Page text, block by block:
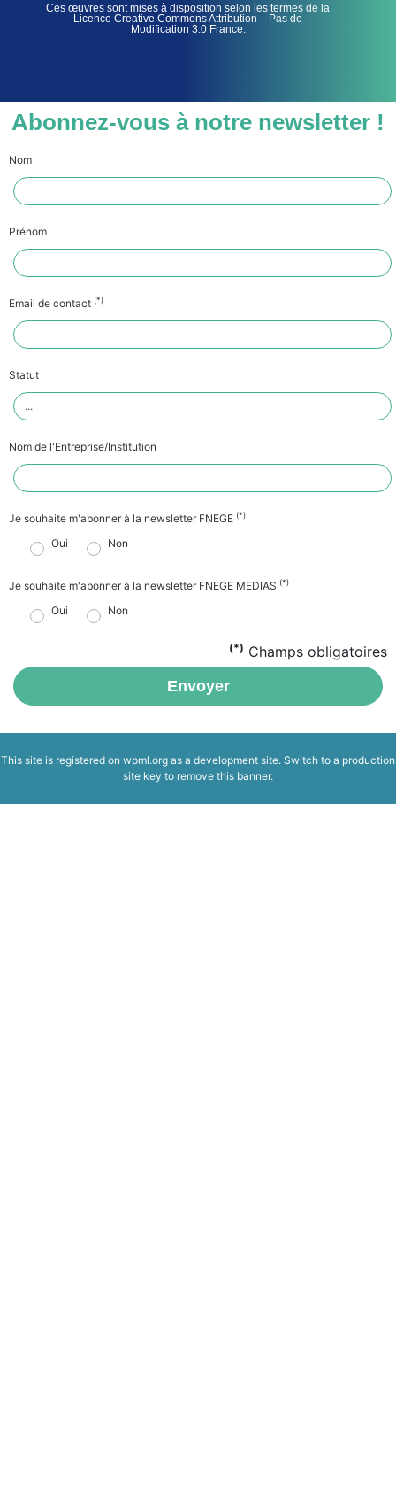
Ces œuvres sont mises à disposition selon les termes de la
Licence Creative Commons Attribution – Pas de
Modification 3.0 France.
Abonnez-vous à notre newsletter !
Nom
Prénom
Email de contact (*)
Statut
Nom de l'Entreprise/Institution
Je souhaite m'abonner à la newsletter FNEGE (*)
Oui Non
Je souhaite m'abonner à la newsletter FNEGE MEDIAS (*)
Oui Non
(*) Champs obligatoires
Envoyer
This site is registered on wpml.org as a development site. Switch to a production
site key to remove this banner.